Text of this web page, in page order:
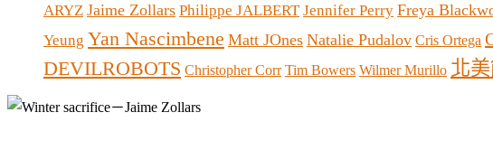
ARYZ Jaime Zollars Philippe JALBERT Jennifer Perry Freya
Yeung Yan Nascimbene Matt JOnes Natalie Pudalov Cris Ortega
DEVILROBOTS Christopher Corr Tim Bowers Wilmer Murillo 北